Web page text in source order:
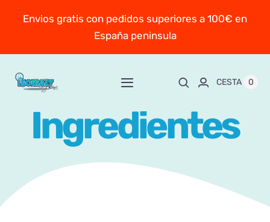
Envios gratis con pedidos superiores a 100€ en
España peninsula
Toggle
Inicio
CESTA 0
Ingredientes